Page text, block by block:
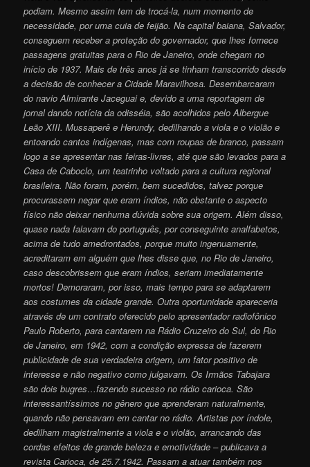
podiam. Mesmo assim tem de trocá-la, num momento de
necessidade, por uma cuia de feijão. Na capital baiana, Salvador,
conseguem receber a proteção do governador, que lhes fornece
passagens gratuitas para o Rio de Janeiro, onde chegam no
início de 1937. Mais de três anos já se tinham transcorrido desde
a decisão de conhecer a Cidade Maravilhosa. Desembarcaram
do navio Almirante Jaceguai e, devido a uma reportagem de
jornal dando notícia da odisséia, são acolhidos pelo Albergue
Leão XIII. Mussaperê e Herundy, dedilhando a viola e o violão e
entoando cantos indígenas, mas com roupas de branco, passam
logo a se apresentar nas feiras-livres, até que são levados para a
Casa de Caboclo, um teatrinho voltado para a cultura regional
brasileira. Não foram, porém, bem sucedidos, talvez porque
procurassem negar que eram índios, não obstante o aspecto
físico não deixar nenhuma dúvida sobre sua origem. Além disso,
quase nada falavam do português, por conseguinte analfabetos,
acima de tudo amedrontados, porque muito ingenuamente,
acreditaram em alguém que lhes disse que, no Rio de Janeiro,
caso descobrissem que eram índios, seriam imediatamente
mortos! Demoraram, por isso, mais tempo para se adaptarem
aos costumes da cidade grande. Outra oportunidade apareceria
através de um contrato oferecido pelo apresentador radiofônico
Paulo Roberto, para cantarem na Rádio Cruzeiro do Sul, do Rio
de Janeiro, em 1942, com a condição expressa de fazerem
publicidade de sua verdadeira origem, um fator positivo de
interesse e não negativo como julgavam. Os Irmãos Tabajara
são dois bugres…fazendo sucesso no rádio carioca. São
interessantíssimos no gênero que aprenderam naturalmente,
quando não pensavam em cantar no rádio. Artistas por índole,
dedilham magistralmente a viola e o violão, arrancando das
cordas efeitos de grande beleza e emotividade – publicava a
revista Carioca, de 25.7.1942. Passam a atuar também nos